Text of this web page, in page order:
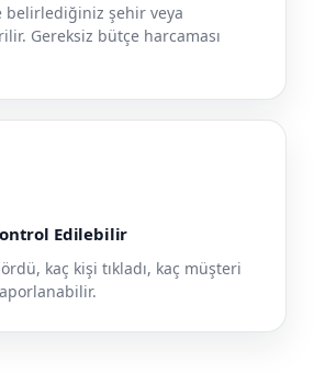
belirlediğiniz şehir veya
Gereksiz bütçe harcaması
Edilebilir
kaç kişi tıkladı, kaç müşteri